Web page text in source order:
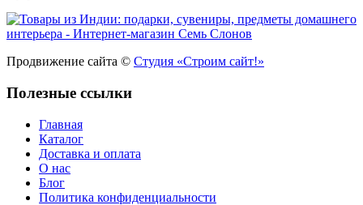
Продвижение сайта © Студия «Строим сайт!»
Полезные ссылки
Главная
Каталог
Доставка и оплата
О нас
Блог
Политика конфиденциальности